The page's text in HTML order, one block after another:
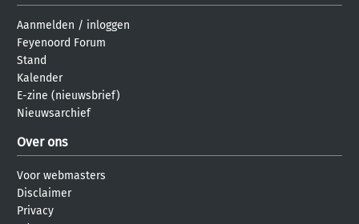
Aanmelden / inloggen
Feyenoord Forum
Stand
Kalender
E-zine (nieuwsbrief)
Nieuwsarchief
Over ons
Voor webmasters
Disclaimer
Privacy